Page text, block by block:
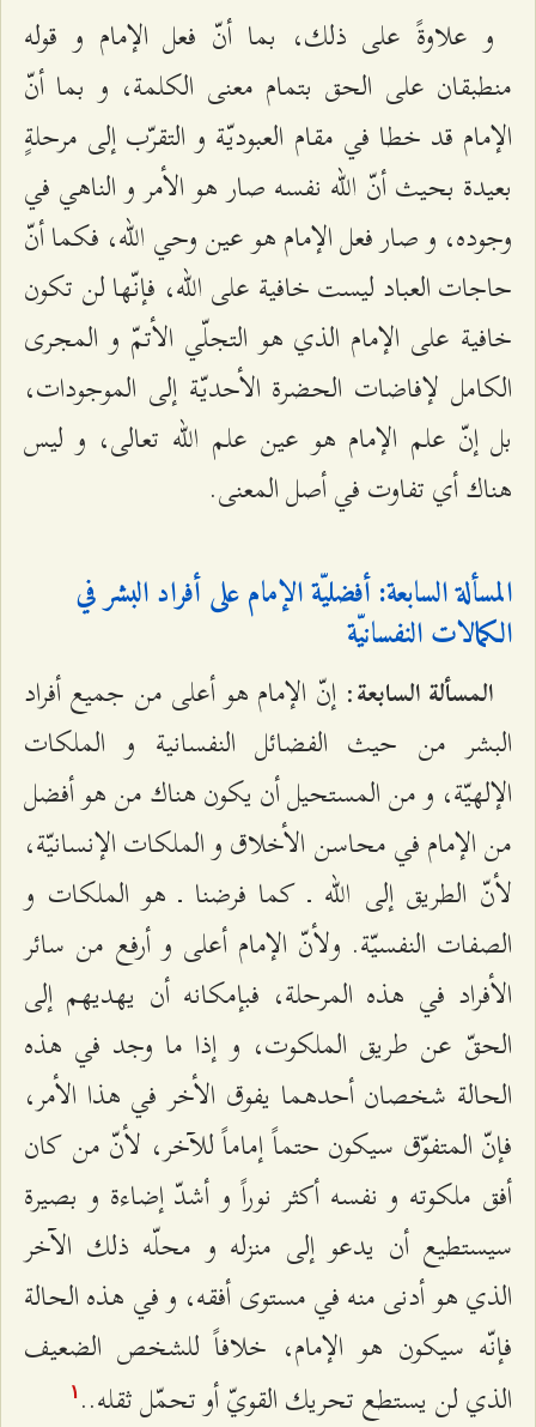
و علاوةً على ذلك، بما أنّ فعل الإمام و قوله
منطبقان على الحق بتمام معنى الكلمة، و بما أنّ
الإمام قد خطا في مقام العبوديّة و التقرّب إلى مرحلةٍ
بعيدة بحيث أنّ الله نفسه صار هو الأمر و الناهي في
وجوده، و صار فعل الإمام هو عين وحي الله، فكما أنّ
حاجات العباد ليست خافية على الله، فإنّها لن تكون
خافية على الإمام الذي هو التجلّي الأتمّ و المجرى
الكامل لإفاضات الحضرة الأحديّة إلى الموجودات،
بل إنّ علم الإمام هو عين علم الله تعالى، و ليس
هناك أي تفاوت في أصل المعنى‌.
المسألة السابعة: أفضليّة الإمام على أفراد البشر في
الكمالات النفسانيّة
المسألة السابعة: إنّ الإمام هو أعلى من جميع أفراد
البشر من حيث الفضائل النفسانية و الملكات
الإلهيّة، و من المستحيل أن يكون هناك من هو أفضل
من الإمام في محاسن الأخلاق و الملكات الإنسانيّة،
لأنّ الطريق إلى الله ـ كما فرضنا ـ هو الملكات و
الصفات النفسيّة. ولأنّ الإمام أعلى و أرفع من سائر
الأفراد في هذه المرحلة، فبإمكانه أن يهديهم إلى
الحقّ عن طريق الملكوت، و إذا ما وجد في هذه
الحالة شخصان أحدهما يفوق الأخر في هذا الأمر،
فإنّ المتفوّق سيكون حتماً إماماً للآخر، لأنّ من كان
أفق ملكوته و نفسه أكثر نوراً و أشدّ إضاءة و بصيرة
سيستطيع أن يدعو إلى منزله و محلّه ذلك الآخر
الذي هو أدنى منه في مستوى أفقه، و في هذه الحالة
فإنّه سيكون هو الإمام، خلافاً للشخص الضعيف
الذي لن يستطع تحريك القويّ أو تحمّل ثقله.. ۱